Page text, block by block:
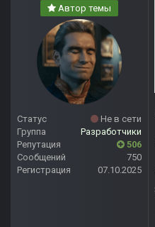
Автор темы
Статус
Не в сети
Группа
Разработчики
Репутация
506
Сообщений
750
Регистрация
07.10.2025